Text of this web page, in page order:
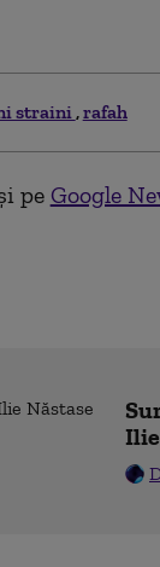
straini rafah
pe Google